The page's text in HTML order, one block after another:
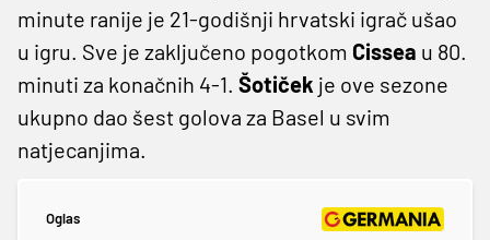
minute ranije je 21-godišnji hrvatski igrač ušao
u igru. Sve je zaključeno pogotkom Cissea u 80.
minuti za konačnih 4-1. Šotiček je ove sezone
ukupno dao šest golova za Basel u svim
natjecanjima.
Oglas